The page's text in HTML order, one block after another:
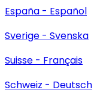
España - Español
Sverige - Svenska
Suisse - Français
Schweiz - Deutsch